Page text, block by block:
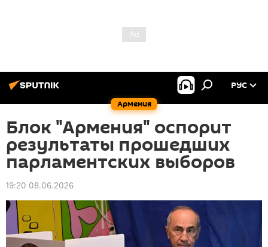
Армения
РУС
Блок "Армения" оспорит
результаты прошедших
парламентских выборов
19:20 08.06.2026